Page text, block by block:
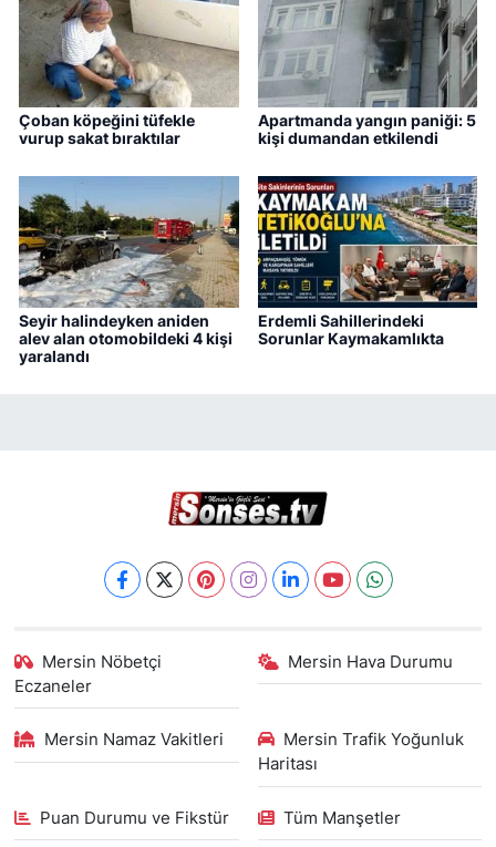
Çoban köpeğini tüfekle
vurup sakat bıraktılar
Apartmanda yangın paniği: 5
kişi dumandan etkilendi
Seyir halindeyken aniden
alev alan otomobildeki 4 kişi
yaralandı
Erdemli Sahillerindeki
Sorunlar Kaymakamlıkta
Mersin Nöbetçi
Eczaneler
Mersin Hava Durumu
Mersin Namaz Vakitleri
Mersin Trafik Yoğunluk
Haritası
Puan Durumu ve Fikstür Tüm Manşetler